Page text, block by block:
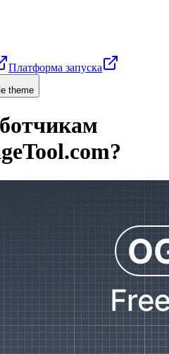
Платформа запуска
theme